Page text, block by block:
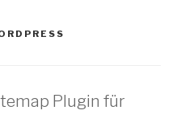
Plugin für